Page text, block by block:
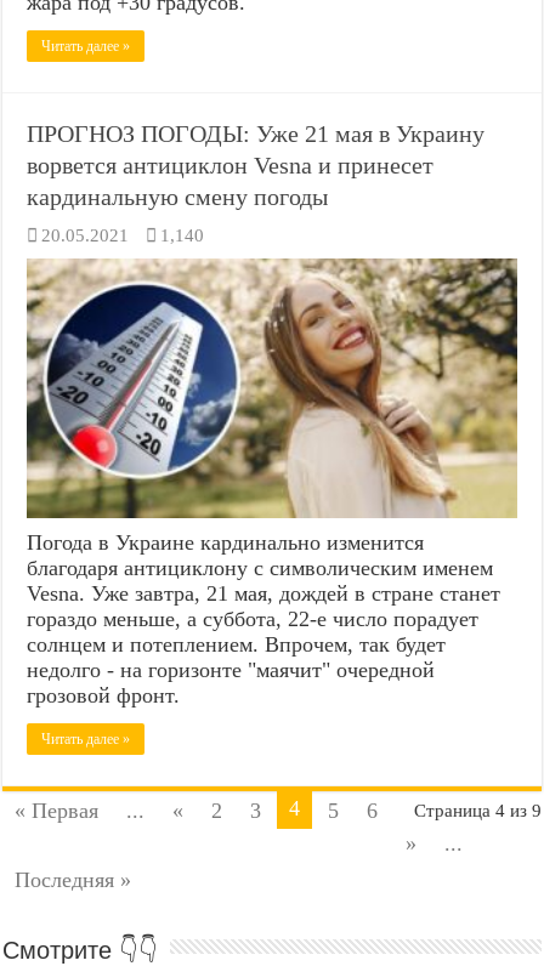
Читать далее »
ПРОГНОЗ ПОГОДЫ: Уже 21 мая в Украину
ворвется антициклон Vesna и принесет
кардинальную смену погоды
20.05.2021 1,140
Погода в Украине кардинально изменится
благодаря антициклону с символическим именем
Vesna. Уже завтра, 21 мая, дождей в стране станет
гораздо меньше, а суббота, 22-е число порадует
солнцем и потеплением. Впрочем, так будет
недолго - на горизонте "маячит" очередной
грозовой фронт.
Читать далее »
Страница 4 из 9
« Первая ... « 2 3 4 5
6
»
...
Последняя »
Смотрите 👇👇